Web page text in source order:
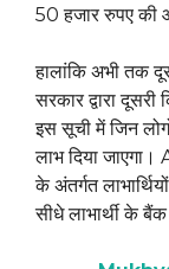
50 हजार रुपए की
हालांकि अभी तक
सरकार द्वारा
इस सूची में जिन
लाभ दिया
के अंतर्गत
सीधे लाभार्थी के